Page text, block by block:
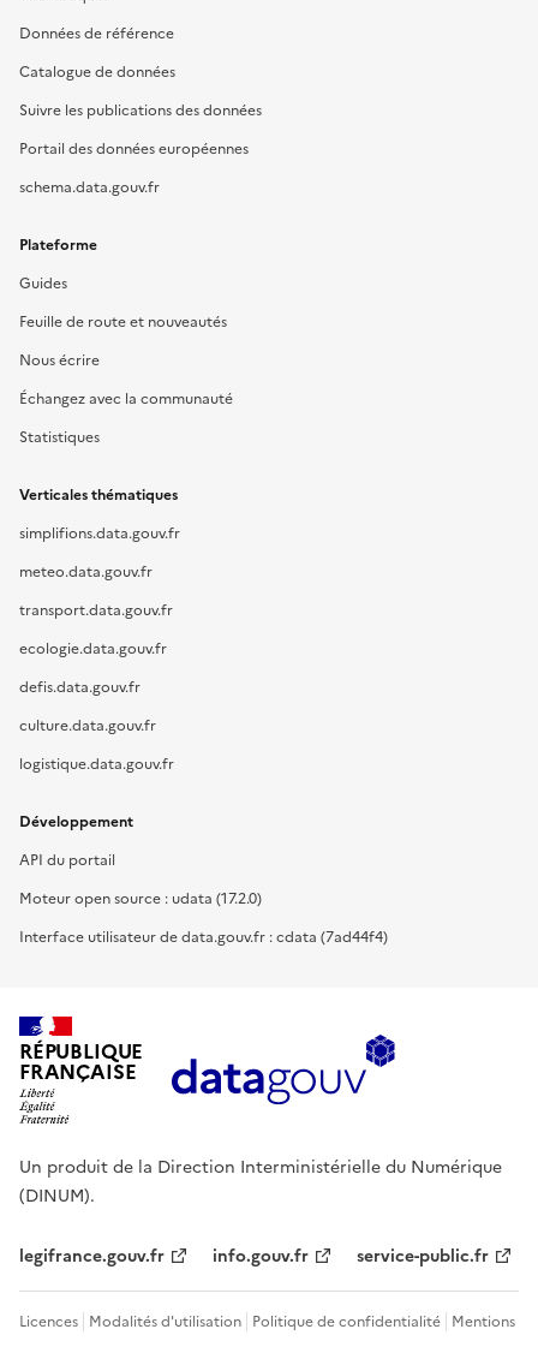
Données de référence
Catalogue de données
Suivre les publications des données
Portail des données européennes
schema.data.gouv.fr
Plateforme
Guides
Feuille de route et nouveautés
Nous écrire
Échangez avec la communauté
Statistiques
Verticales thématiques
simplifions.data.gouv.fr
meteo.data.gouv.fr
transport.data.gouv.fr
ecologie.data.gouv.fr
defis.data.gouv.fr
culture.data.gouv.fr
logistique.data.gouv.fr
Développement
API du portail
Moteur open source : udata (17.2.0)
Interface utilisateur de data.gouv.fr : cdata (7ad44f4)
RÉPUBLIQUE
FRANÇAISE
Un produit de la Direction Interministérielle du Numérique
(DINUM).
legifrance.gouv.fr info.gouv.fr service-public.fr
Licences Modalités d'utilisation Politique de confidentialité Mentions